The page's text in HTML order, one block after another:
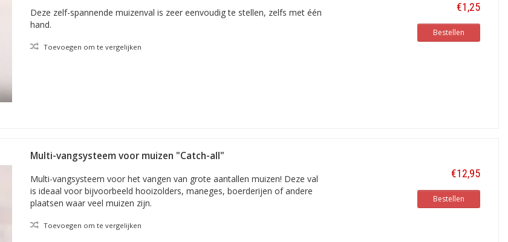
Deze zelf-spannende muizenval is zeer eenvoudig te stellen, zelfs met één
hand.
Toevoegen om te vergelijken
€1,25
Bestellen
Multi-vangsysteem voor muizen "Catch-all"
Multi-vangsysteem voor het vangen van grote aantallen muizen! Deze val
is ideaal voor bijvoorbeeld hooizolders, maneges, boerderijen of andere
plaatsen waar veel muizen zijn.
Toevoegen om te vergelijken
€12,95
Bestellen